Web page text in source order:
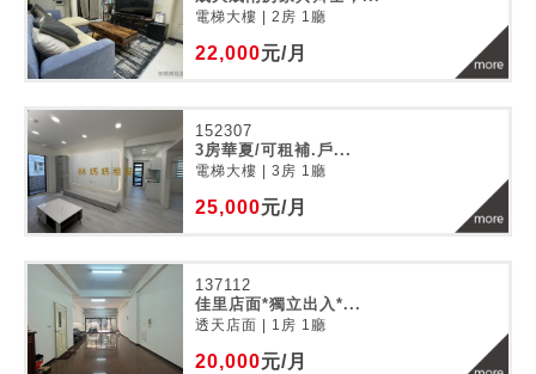
電梯大樓 | 2房 1廳
22,000元/月
152307
3房華夏/可租補.戶...
電梯大樓 | 3房 1廳
25,000元/月
137112
佳里店面*獨立出入*...
透天店面 | 1房 1廳
20,000元/月